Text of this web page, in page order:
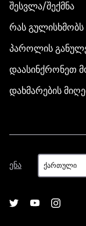
შესვლა/შექმნა
რას გულისხმობს
პაროლის
დაასინქრონეთ
დახმარების
ენა
ენა